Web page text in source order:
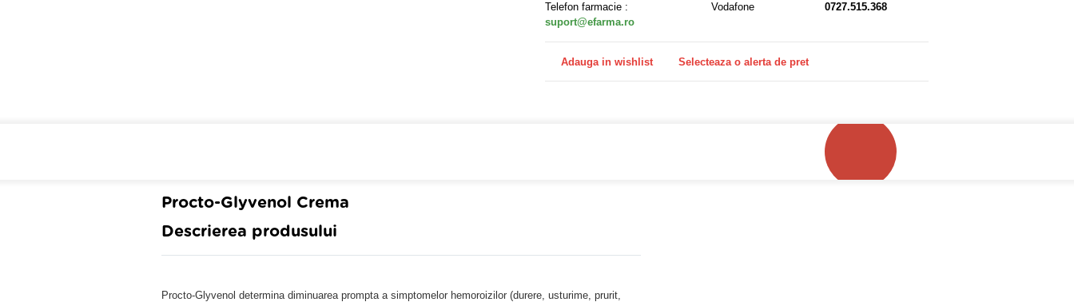
Telefon farmacie : Vodafone
0727.515.368
suport@efarma.ro
Adauga in wishlist Selecteaza o alerta de pret
Procto-Glyvenol Crema
Descrierea produsului
Procto-Glyvenol determina diminuarea prompta a simptomelor hemoroizilor (durere, usturime, prurit,